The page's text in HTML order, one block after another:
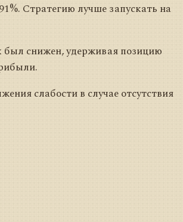
Стратегию лучше запускать на
был снижен, удерживая позицию
слабости в случае отсутствия